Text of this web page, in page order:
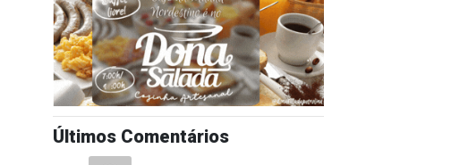
Últimos Comentários